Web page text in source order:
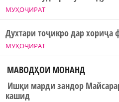
МУҲОҶИРАТ
МУҲОҶИРАТ
Духтари тоҷикро дар хориҷа
МАВОДҲОИ МОНАНД
Ишқи марди зандор
кашид